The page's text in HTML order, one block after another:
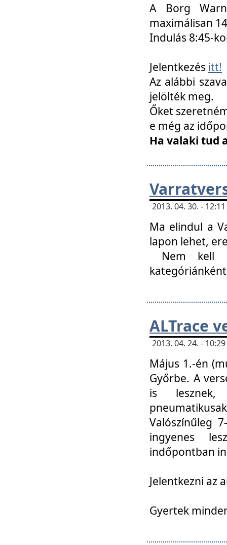
A Borg
maximálisan
Indulás 8:45-
Jelentkezés itt!
Az alábbi
jelölték meg.
Őket
e még az
Ha valaki tud
2013. 04. 30. -
Ma elindul a
lapon lehet,
Nem kell
ALTrace
2013. 04. 24. -
Május 1.-én
Győrbe. A
is lesznek,
Valószínűleg
ingyenes
indőpontban
Jelentkezni az
Gyertek